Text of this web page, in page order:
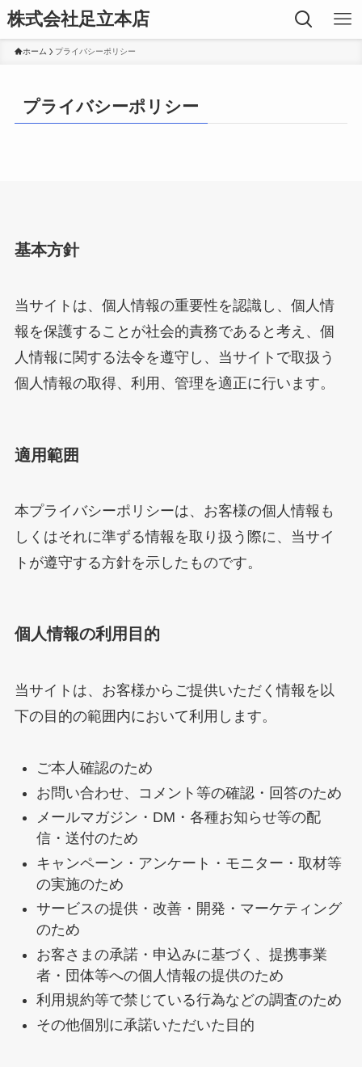
株式会社足立本店
ホーム プライバシーポリシー
プライバシーポリシー
基本方針
当サイトは、個人情報の重要性を認識し、個人情
報を保護することが社会的責務であると考え、個
人情報に関する法令を遵守し、当サイトで取扱う
個人情報の取得、利用、管理を適正に行います。
適用範囲
本プライバシーポリシーは、お客様の個人情報も
しくはそれに準ずる情報を取り扱う際に、当サイ
トが遵守する方針を示したものです。
個人情報の利用目的
当サイトは、お客様からご提供いただく情報を以
下の目的の範囲内において利用します。
ご本人確認のため
お問い合わせ、コメント等の確認・回答のため
メールマガジン・DM・各種お知らせ等の配
信・送付のため
キャンペーン・アンケート・モニター・取材等
の実施のため
サービスの提供・改善・開発・マーケティング
のため
お客さまの承諾・申込みに基づく、提携事業
者・団体等への個人情報の提供のため
利用規約等で禁じている行為などの調査のため
その他個別に承諾いただいた目的